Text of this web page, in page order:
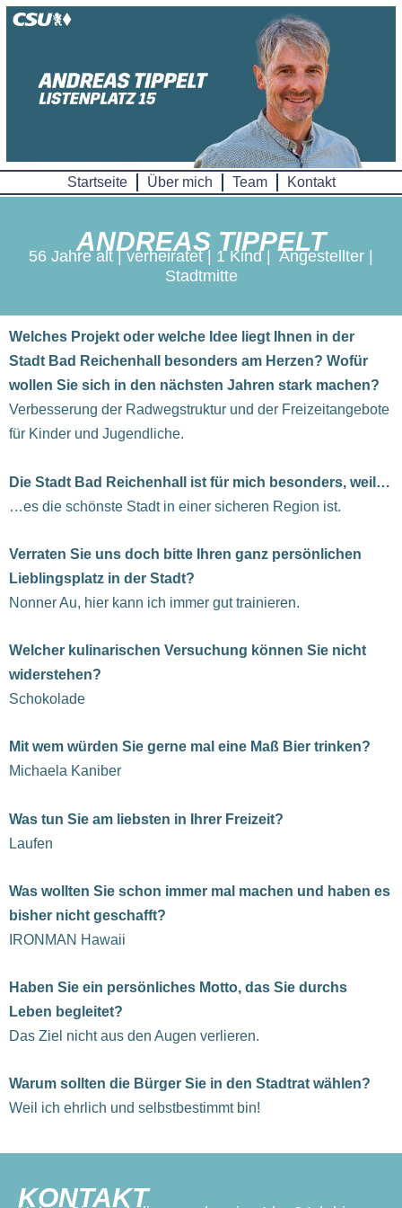
Skip
Startseite Über mich Team Kontakt
ANDREAS TIPPELT
56 Jahre alt | verheiratet | 1 Kind | Angestellter |
Stadtmitte
Welches Projekt oder welche Idee liegt Ihnen in der
Stadt Bad Reichenhall besonders am Herzen? Wofür
wollen Sie sich in den nächsten Jahren stark machen?
Verbesserung der Radwegstruktur und der Freizeitangebote
für Kinder und Jugendliche.
Die Stadt Bad Reichenhall ist für mich besonders, weil…
…es die schönste Stadt in einer sicheren Region ist.
Verraten Sie uns doch bitte Ihren ganz persönlichen
Lieblingsplatz in der Stadt?
Nonner Au, hier kann ich immer gut trainieren.
Welcher kulinarischen Versuchung können Sie nicht
widerstehen?
Schokolade
Mit wem würden Sie gerne mal eine Maß Bier trinken?
Michaela Kaniber
Was tun Sie am liebsten in Ihrer Freizeit?
Laufen
Was wollten Sie schon immer mal machen und haben es
bisher nicht geschafft?
IRONMAN Hawaii
Haben Sie ein persönliches Motto, das Sie durchs
Leben begleitet?
Das Ziel nicht aus den Augen verlieren.
Warum sollten die Bürger Sie in den Stadtrat wählen?
Weil ich ehrlich und selbstbestimmt bin!
KONTAKT